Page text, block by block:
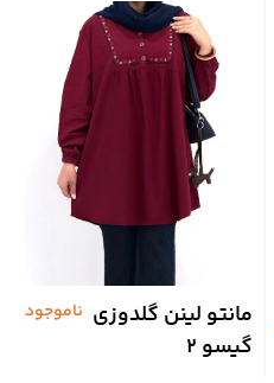
مانتو لینن گلدوزی
گیسو 2
ناموجود